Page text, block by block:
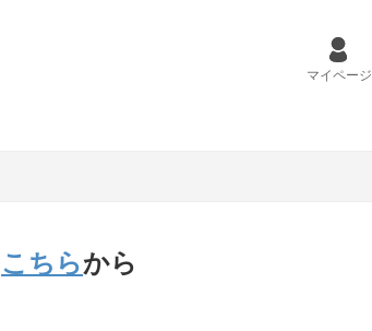
マイページ
こちらから